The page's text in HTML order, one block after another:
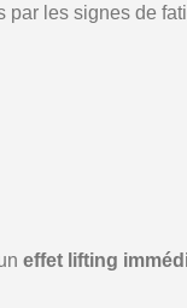
par les signes de
effet lifting